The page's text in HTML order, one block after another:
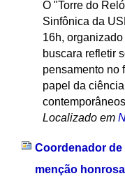
O "Torre do
Sinfônica da
16h,
buscara refletir
pensamento no
papel da
Localizado em
Coordenador de
menção